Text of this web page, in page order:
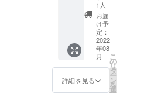
す、ご
注意く
ださ
い。 ▶
初配信
前の先
行！あ
りがと
うボイ
すので
ご了承
くださ
い。ま
た、特
定の人
物を比
喩する
お名前
記載し
たいお
名前と
読み方
を必ず
ご記入
くださ
い。 記
入がな
い場合
1人
お届
け予
定：
2022
年08
月
詳細を見る
こ
の
リ
タ
ー
ン
を
選